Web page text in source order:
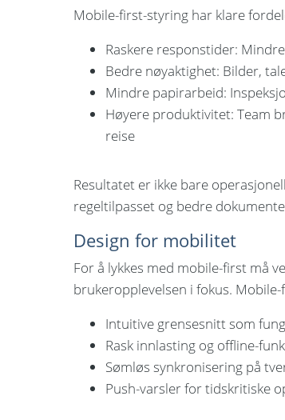
Mobile-first-styring har klare
Raskere responstider:
Bedre nøyaktighet: Bilder,
Mindre papirarbeid:
Høyere produktivitet: Team
reise
Resultatet er ikke bare
regeltilpasset og bedre
Design for mobilitet
For å lykkes med mobile-first må
brukeropplevelsen i fokus.
Intuitive grensesnitt som
Rask innlasting og offline-
Sømløs synkronisering på
Push-varsler for tidskritiske